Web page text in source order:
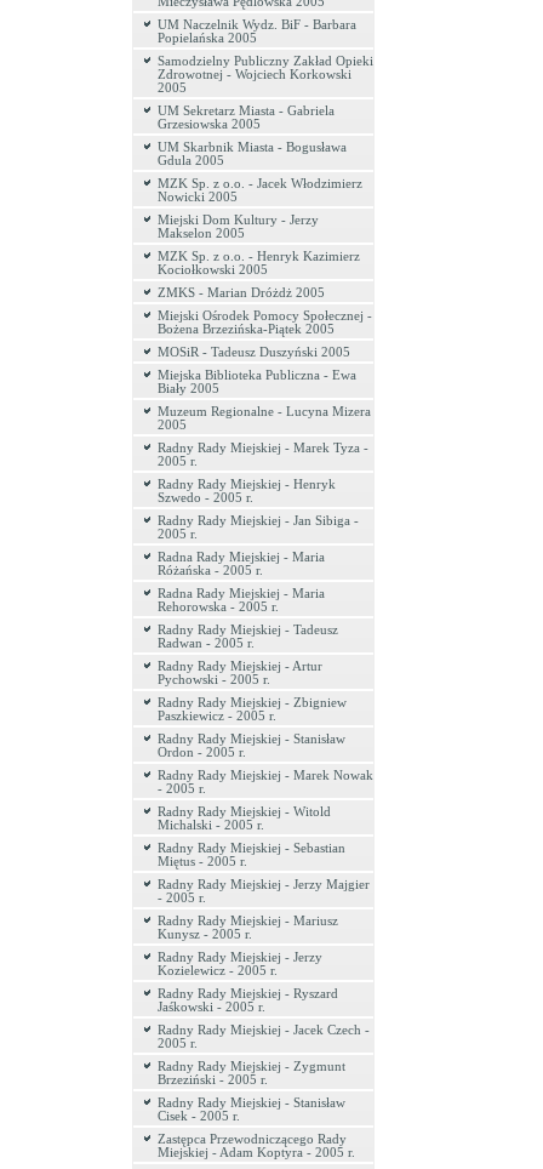
UM Naczelnik Wydz. BiF - Barbara
Popielańska 2005
Samodzielny Publiczny Zakład Opieki
Zdrowotnej - Wojciech Korkowski
2005
UM Sekretarz Miasta - Gabriela
Grzesiowska 2005
UM Skarbnik Miasta - Bogusława
Gdula 2005
MZK Sp. z o.o. - Jacek Włodzimierz
Nowicki 2005
Miejski Dom Kultury - Jerzy
Makselon 2005
MZK Sp. z o.o. - Henryk Kazimierz
Kociołkowski 2005
ZMKS - Marian Dróżdż 2005
Miejski Ośrodek Pomocy Społecznej -
Bożena Brzezińska-Piątek 2005
MOSiR - Tadeusz Duszyński 2005
Miejska Biblioteka Publiczna - Ewa
Biały 2005
Muzeum Regionalne - Lucyna Mizera
2005
Radny Rady Miejskiej - Marek Tyza -
2005 r.
Radny Rady Miejskiej - Henryk
Szwedo - 2005 r.
Radny Rady Miejskiej - Jan Sibiga -
2005 r.
Radna Rady Miejskiej - Maria
Różańska - 2005 r.
Radna Rady Miejskiej - Maria
Rehorowska - 2005 r.
Radny Rady Miejskiej - Tadeusz
Radwan - 2005 r.
Radny Rady Miejskiej - Artur
Pychowski - 2005 r.
Radny Rady Miejskiej - Zbigniew
Paszkiewicz - 2005 r.
Radny Rady Miejskiej - Stanisław
Ordon - 2005 r.
Radny Rady Miejskiej - Marek Nowak
- 2005 r.
Radny Rady Miejskiej - Witold
Michalski - 2005 r.
Radny Rady Miejskiej - Sebastian
Miętus - 2005 r.
Radny Rady Miejskiej - Jerzy Majgier
- 2005 r.
Radny Rady Miejskiej - Mariusz
Kunysz - 2005 r.
Radny Rady Miejskiej - Jerzy
Kozielewicz - 2005 r.
Radny Rady Miejskiej - Ryszard
Jaśkowski - 2005 r.
Radny Rady Miejskiej - Jacek Czech -
2005 r.
Radny Rady Miejskiej - Zygmunt
Brzeziński - 2005 r.
Radny Rady Miejskiej - Stanisław
Cisek - 2005 r.
Zastępca Przewodniczącego Rady
Miejskiej - Adam Koptyra - 2005 r.